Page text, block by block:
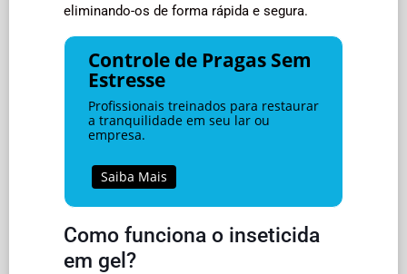
eliminando-os de forma rápida e segura.
Controle de Pragas Sem
Estresse
Profissionais treinados para restaurar
a tranquilidade em seu lar ou
empresa.
Saiba Mais
Como funciona o inseticida
em gel?